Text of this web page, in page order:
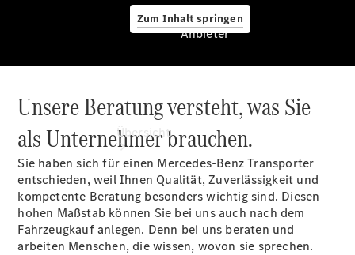
Zum Inhalt springen
Anbieter
Übersicht
Anbieter
Unsere Beratung versteht, was Sie
als Unternehmer brauchen.
Sie haben sich für einen Mercedes-Benz Transporter
entschieden, weil Ihnen Qualität, Zuverlässigkeit und
kompetente Beratung besonders wichtig sind. Diesen
hohen Maßstab können Sie bei uns auch nach dem
Fahrzeugkauf anlegen. Denn bei uns beraten und
arbeiten Menschen, die wissen, wovon sie sprechen.